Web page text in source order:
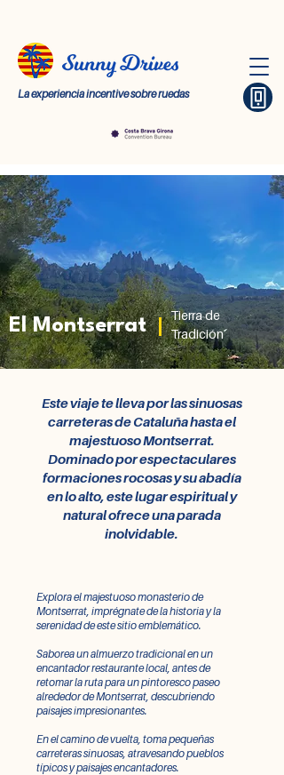
La experiencia incentive sobre ruedas
El Montserrat
Tierra de
Tradición
Este viaje te lleva por las sinuosas
carreteras de Cataluña hasta el
majestuoso Montserrat.
Dominado por espectaculares
formaciones rocosas y su abadía
en lo alto, este lugar espiritual y
natural ofrece una parada
inolvidable.
Explora el majestuoso monasterio de
Montserrat, imprégnate de la historia y la
serenidad de este sitio emblemático.
Saborea un almuerzo tradicional en un
encantador restaurante local, antes de
retomar la ruta para un pintoresco paseo
alrededor de Montserrat, descubriendo
paisajes impresionantes.
En el camino de vuelta, toma pequeñas
carreteras sinuosas, atravesando pueblos
típicos y paisajes encantadores.